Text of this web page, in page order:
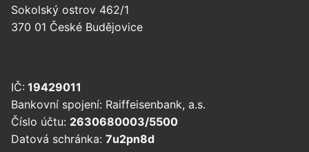
Sokolský ostrov 462/1
370 01 České Budějovice
IČ: 19429011
Bankovní spojení: Raiffeisenbank, a.s.
Číslo účtu: 2630680003/5500
Datová schránka: 7u2pn8d